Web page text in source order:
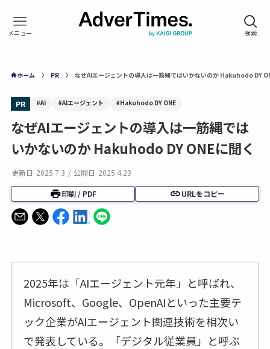
ホーム PR なぜAIエージェントの導入は一筋縄ではいかないのか Hakuhodo DY
PR #AI #AIエージェント #Hakuhodo DY ONE
なぜAIエージェントの導入は一筋縄では
いかないのか Hakuhodo DY ONEに聞く
更新日 2025.7.3 / 公開日 2025.4.23
印刷 / PDF URLをコピー
2025年は「AIエージェント元年」と呼ばれ、
Microsoft、Google、OpenAIといった主要テ
ック企業がAIエージェント関連技術を相次い
で発表している。「デジタル従業員」と呼ぶ